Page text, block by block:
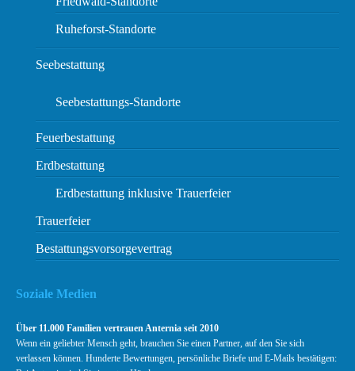
Ruheforst-Standorte
Seebestattung
Seebestattungs-Standorte
Feuerbestattung
Erdbestattung
Erdbestattung inklusive Trauerfeier
Trauerfeier
Bestattungsvorsorgevertrag
Soziale Medien
Über 11.000 Familien vertrauen Anternia seit 2010
Wenn ein geliebter Mensch geht, brauchen Sie einen Partner, auf den Sie sich
verlassen können. Hunderte Bewertungen, persönliche Briefe und E-Mails bestätigen: